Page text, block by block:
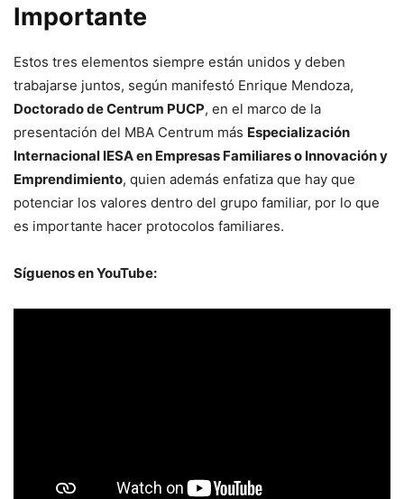
Importante
Estos tres elementos siempre están unidos y deben
trabajarse juntos, según manifestó Enrique Mendoza,
Doctorado de Centrum PUCP, en el marco de la
presentación del MBA Centrum más Especialización
Internacional IESA en Empresas Familiares o Innovación y
Emprendimiento, quien además enfatiza que hay que
potenciar los valores dentro del grupo familiar, por lo que
es importante hacer protocolos familiares.
Síguenos en YouTube: